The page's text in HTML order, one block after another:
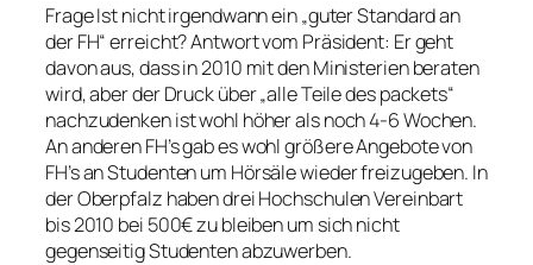
Frage Ist nicht irgendwann ein „guter Standard an
der FH“ erreicht? Antwort vom Präsident: Er geht
davon aus, dass in 2010 mit den Ministerien beraten
wird, aber der Druck über „alle Teile des packets“
nachzudenken ist wohl höher als noch 4-6 Wochen.
An anderen FH’s gab es wohl größere Angebote von
FH’s an Studenten um Hörsäle wieder freizugeben. In
der Oberpfalz haben drei Hochschulen Vereinbart
bis 2010 bei 500€ zu bleiben um sich nicht
gegenseitig Studenten abzuwerben.